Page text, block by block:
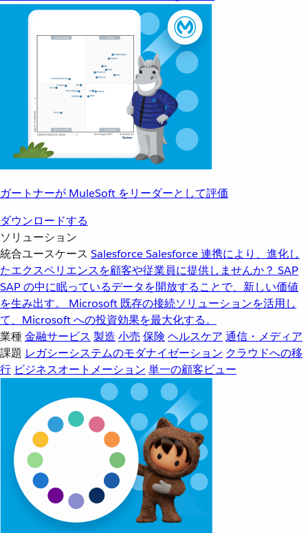
ガートナーが MuleSoft をリーダーとして評価
ダウンロードする
ソリューション
統合ユースケース SalesforceSalesforce 連携により、進化し
たエクスペリエンスを顧客や従業員に提供しませんか？ SAP
SAP の中に眠っているデータを開放することで、新しい価値
を生み出す。
Microsoft 既存の接続ソリューションを活用し
て、Microsoft への投資効果を最大化する。
業種金融サービス 製造 小売 保険 ヘルスケア 通信・メディア
課題 レガシーシステムのモダナイゼーション クラウドへの移
行 ビジネスオートメーション 単一の顧客ビュー